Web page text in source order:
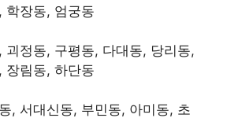
학장동, 엄궁동
괴정동, 구평동, 다대동, 당리동,
장림동, 하단동
, 서대신동, 부민동, 아미동, 초